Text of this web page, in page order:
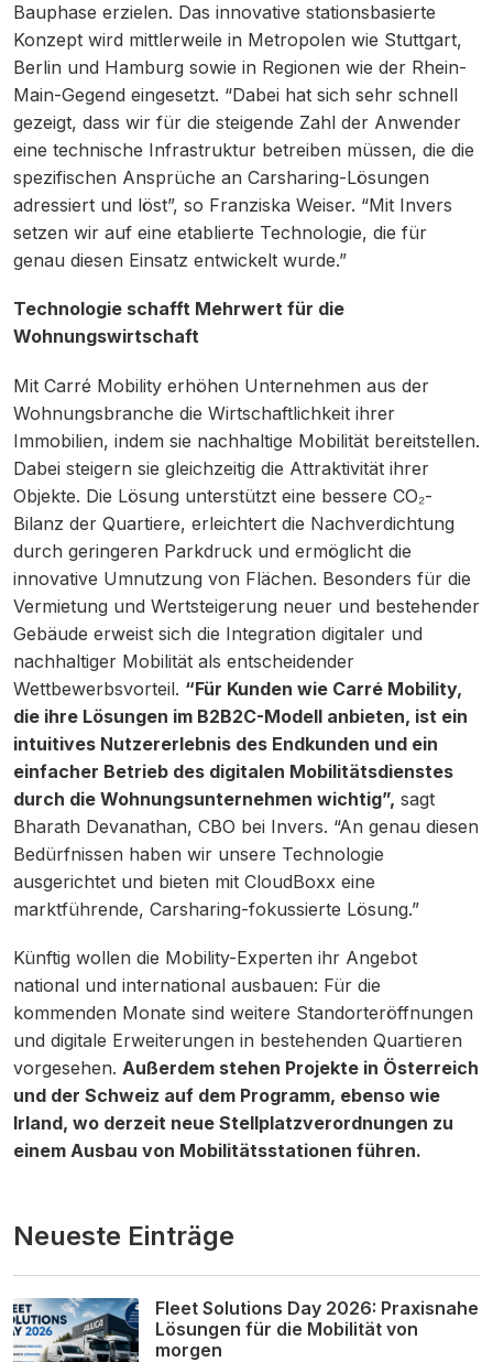
Bauphase erzielen. Das innovative stationsbasierte
Konzept wird mittlerweile in Metropolen wie Stuttgart,
Berlin und Hamburg sowie in Regionen wie der Rhein-
Main-Gegend eingesetzt. “Dabei hat sich sehr schnell
gezeigt, dass wir für die steigende Zahl der Anwender
eine technische Infrastruktur betreiben müssen, die die
spezifischen Ansprüche an Carsharing-Lösungen
adressiert und löst”, so Franziska Weiser. “Mit Invers
setzen wir auf eine etablierte Technologie, die für
genau diesen Einsatz entwickelt wurde.”
Technologie schafft Mehrwert für die
Wohnungswirtschaft
Mit Carré Mobility erhöhen Unternehmen aus der
Wohnungsbranche die Wirtschaftlichkeit ihrer
Immobilien, indem sie nachhaltige Mobilität bereitstellen.
Dabei steigern sie gleichzeitig die Attraktivität ihrer
Objekte. Die Lösung unterstützt eine bessere CO₂-
Bilanz der Quartiere, erleichtert die Nachverdichtung
durch geringeren Parkdruck und ermöglicht die
innovative Umnutzung von Flächen. Besonders für die
Vermietung und Wertsteigerung neuer und bestehender
Gebäude erweist sich die Integration digitaler und
nachhaltiger Mobilität als entscheidender
Wettbewerbsvorteil. “Für Kunden wie Carré Mobility,
die ihre Lösungen im B2B2C-Modell anbieten, ist ein
intuitives Nutzererlebnis des Endkunden und ein
einfacher Betrieb des digitalen Mobilitätsdienstes
durch die Wohnungsunternehmen wichtig”, sagt
Bharath Devanathan, CBO bei Invers. “An genau diesen
Bedürfnissen haben wir unsere Technologie
ausgerichtet und bieten mit CloudBoxx eine
marktführende, Carsharing-fokussierte Lösung.”
Künftig wollen die Mobility-Experten ihr Angebot
national und international ausbauen: Für die
kommenden Monate sind weitere Standorteröffnungen
und digitale Erweiterungen in bestehenden Quartieren
vorgesehen. Außerdem stehen Projekte in Österreich
und der Schweiz auf dem Programm, ebenso wie
Irland, wo derzeit neue Stellplatzverordnungen zu
einem Ausbau von Mobilitätsstationen führen.
Neueste Einträge
Fleet Solutions Day 2026: Praxisnahe
Lösungen für die Mobilität von
morgen